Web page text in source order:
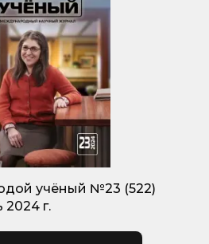
учёный №23 (522)
2024 г.